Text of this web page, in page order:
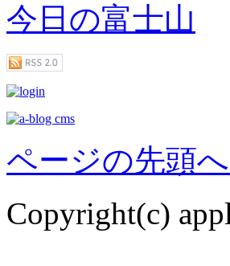
今日の富士山
ページの先頭
Copyright(c)